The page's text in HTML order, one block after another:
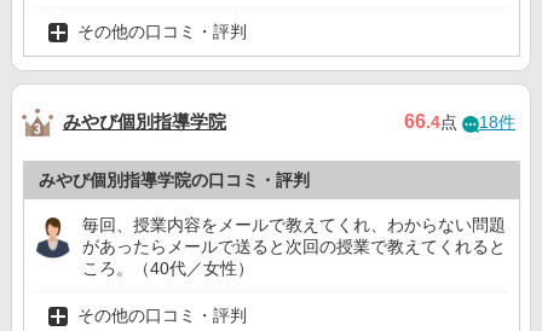
その他の口コミ・評判
みやび個別指導学院 66.4点 18件
みやび個別指導学院の口コミ・評判
毎回、授業内容をメールで教えてくれ、わからない問題
があったらメールで送ると次回の授業で教えてくれると
ころ。（40代／女性）
その他の口コミ・評判